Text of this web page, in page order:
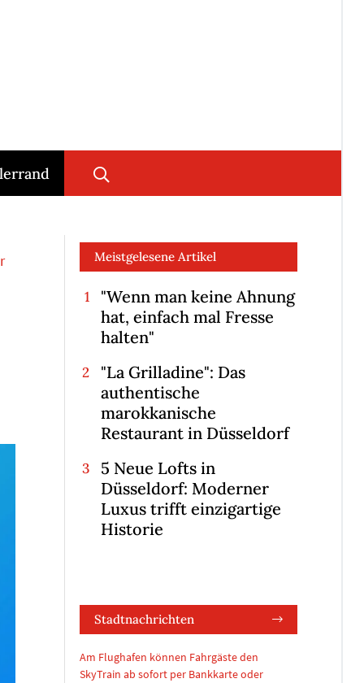
Meistgelesene Artikel
"Wenn man keine Ahnung
hat, einfach mal Fresse
halten"
"La Grilladine": Das
authentische
marokkanische
Restaurant in Düsseldorf
5 Neue Lofts in
Düsseldorf: Moderner
Luxus trifft einzigartige
Historie
Stadtnachrichten
Am Flughafen können Fahrgäste den
SkyTrain ab sofort per Bankkarte oder